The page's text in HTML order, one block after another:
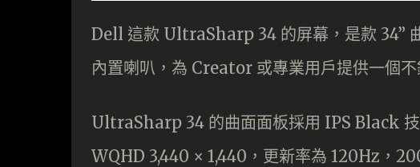
Dell 這款 UltraSharp 34 的屏幕，是款 34”
內置喇叭，為 Creator 或專業用戶提供一個不
UltraSharp 34 的曲面面板採用 IPS Black
WQHD 3,440 × 1,440，更新率為 120Hz，